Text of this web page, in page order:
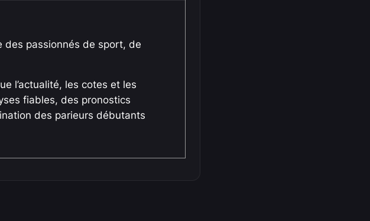
des passionnés de sport, de
l’actualité, les cotes et les
fiables, des pronostics
des parieurs débutants